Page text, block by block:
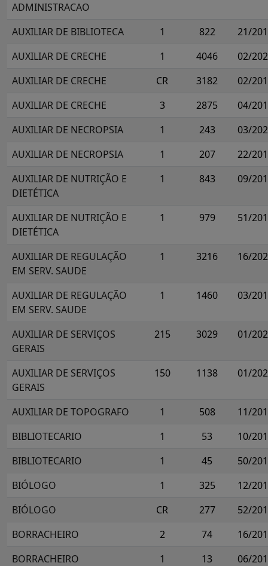
ADMINISTRACAO
AUXILIAR DE BIBLIOTECA 1 822
21/
AUXILIAR DE CRECHE
1 4046
02/
AUXILIAR DE CRECHE
CR 3182
02/
AUXILIAR DE CRECHE
3 2875
04/
AUXILIAR DE NECROPSIA
1 243
03/
AUXILIAR DE NECROPSIA
1 207
22/
AUXILIAR DE NUTRIÇÃO E
DIETÉTICA
1 843 09/
AUXILIAR DE NUTRIÇÃO E
DIETÉTICA
1 979 51/
AUXILIAR DE REGULAÇÃO
EM SERV. SAUDE
1 3216 16/
AUXILIAR DE REGULAÇÃO
EM SERV. SAUDE
1 1460 03/
AUXILIAR DE SERVIÇOS
GERAIS
215 3029 01/
AUXILIAR DE SERVIÇOS
GERAIS
150 1138 01/
AUXILIAR DE TOPOGRAFO 1 508
11/
BIBLIOTECARIO
1 53
10/
BIBLIOTECARIO
1 45
50/
BIÓLOGO
1 325
12/
BIÓLOGO
CR 277
52/
BORRACHEIRO
2 74
16/
BORRACHEIRO
1 13
06/